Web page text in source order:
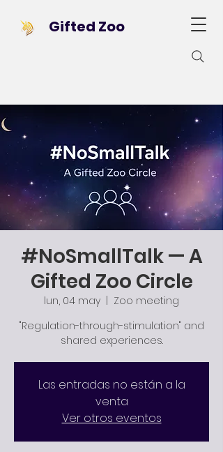
Gifted Zoo
#NoSmallTalk — A
Gifted Zoo Circle
lun, 04 may
Zoo meeting
"Regulation-through-stimulation" and
shared experiences.
Las entradas no están a la
venta
Ver otros eventos